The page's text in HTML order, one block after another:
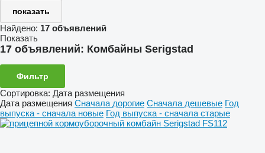
показать
Найдено: 17 объявлений
Показать
17 объявлений: Комбайны Serigstad
Фильтр
Сортировка: Дата размещения
Дата размещения Сначала дорогие Сначала дешевые Год
выпуска - сначала новые Год выпуска - сначала старые